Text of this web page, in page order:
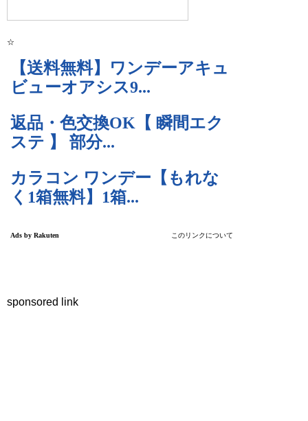
☆
sponsored link